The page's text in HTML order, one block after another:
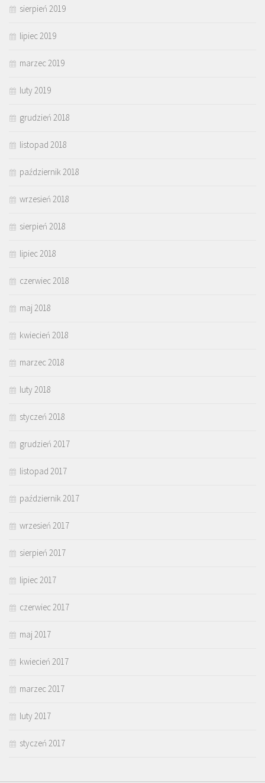
sierpień 2019
lipiec 2019
marzec 2019
luty 2019
grudzień 2018
listopad 2018
październik 2018
wrzesień 2018
sierpień 2018
lipiec 2018
czerwiec 2018
maj 2018
kwiecień 2018
marzec 2018
luty 2018
styczeń 2018
grudzień 2017
listopad 2017
październik 2017
wrzesień 2017
sierpień 2017
lipiec 2017
czerwiec 2017
maj 2017
kwiecień 2017
marzec 2017
luty 2017
styczeń 2017